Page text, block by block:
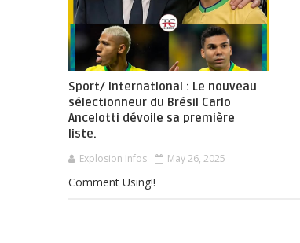
Sport/ International : Le nouveau
sélectionneur du Brésil Carlo
Ancelotti dévoile sa première
liste.
Explosion Infos May 26, 2025
Comment Using!!